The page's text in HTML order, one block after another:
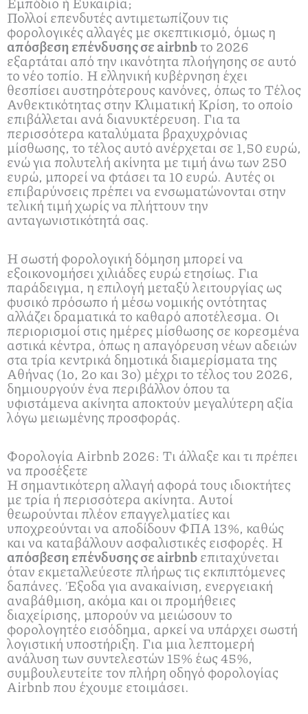
Πολλοί επενδυτές αντιμετωπίζουν τις
φορολογικές αλλαγές με σκεπτικισμό, όμως η
απόσβεση επένδυσης σε airbnbτο 2026
εξαρτάται από την ικανότητα πλοήγησης σε αυτό
το νέο τοπίο. Η ελληνική κυβέρνηση έχει
θεσπίσει αυστηρότερους κανόνες, όπως το Τέλος
Ανθεκτικότητας στην Κλιματική Κρίση, το οποίο
επιβάλλεται ανά διανυκτέρευση. Για τα
περισσότερα καταλύματα βραχυχρόνιας
μίσθωσης, το τέλος αυτό ανέρχεται σε 1,50 ευρώ,
ενώ για πολυτελή ακίνητα με τιμή άνω των 250
ευρώ, μπορεί να φτάσει τα 10 ευρώ. Αυτές οι
επιβαρύνσεις πρέπει να ενσωματώνονται στην
τελική τιμή χωρίς να πλήττουν την
ανταγωνιστικότητά σας.
Η σωστή φορολογική δόμηση μπορεί να
εξοικονομήσει χιλιάδες ευρώ ετησίως. Για
παράδειγμα, η επιλογή μεταξύ λειτουργίας ως
φυσικό πρόσωπο ή μέσω νομικής οντότητας
αλλάζει δραματικά το καθαρό αποτέλεσμα. Οι
περιορισμοί στις ημέρες μίσθωσης σε κορεσμένα
αστικά κέντρα, όπως η απαγόρευση νέων αδειών
στα τρία κεντρικά δημοτικά διαμερίσματα της
Αθήνας (1ο, 2ο και 3ο) μέχρι το τέλος του 2026,
δημιουργούν ένα περιβάλλον όπου τα
υφιστάμενα ακίνητα αποκτούν μεγαλύτερη αξία
λόγω μειωμένης προσφοράς.
Φορολογία Airbnb 2026: Τι άλλαξε και τι πρέπει
να προσέξετε
Η σημαντικότερη αλλαγή αφορά τους ιδιοκτήτες
με τρία ή περισσότερα ακίνητα. Αυτοί
θεωρούνται πλέον επαγγελματίες και
υποχρεούνται να αποδίδουν ΦΠΑ 13%, καθώς
και να καταβάλλουν ασφαλιστικές εισφορές. Η
απόσβεση επένδυσης σε airbnbεπιταχύνεται
όταν εκμεταλλεύεστε πλήρως τις εκπιπτόμενες
δαπάνες. Έξοδα για ανακαίνιση, ενεργειακή
αναβάθμιση, ακόμα και οι προμήθειες
διαχείρισης, μπορούν να μειώσουν το
φορολογητέο εισόδημα, αρκεί να υπάρχει σωστή
λογιστική υποστήριξη. Για μια λεπτομερή
ανάλυση των συντελεστών 15% έως 45%,
συμβουλευτείτε τον πλήρη οδηγό φορολογίας
Airbnb που έχουμε ετοιμάσει.